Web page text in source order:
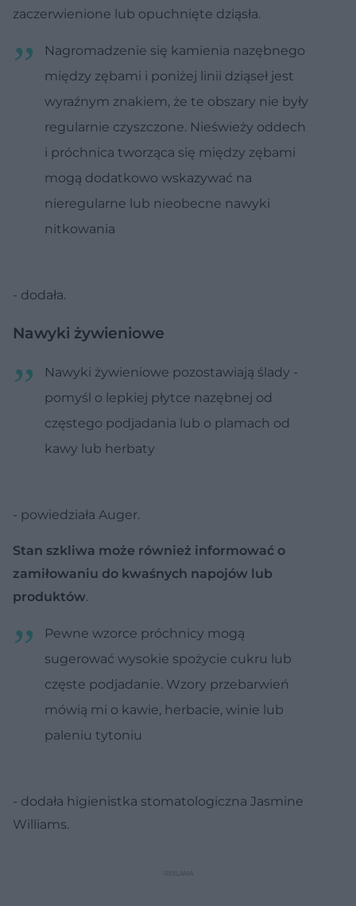
zaczerwienione lub opuchnięte dziąsła.
Nagromadzenie się kamienia nazębnego
między zębami i poniżej linii dziąseł jest
wyraźnym znakiem, że te obszary nie były
regularnie czyszczone. Nieświeży oddech
i próchnica tworząca się między zębami
mogą dodatkowo wskazywać na
nieregularne lub nieobecne nawyki
nitkowania
- dodała.
Nawyki żywieniowe
Nawyki żywieniowe pozostawiają ślady -
pomyśl o lepkiej płytce nazębnej od
częstego podjadania lub o plamach od
kawy lub herbaty
- powiedziała Auger.
Stan szkliwa może również informować o
zamiłowaniu do kwaśnych napojów lub
produktów.
Pewne wzorce próchnicy mogą
sugerować wysokie spożycie cukru lub
częste podjadanie. Wzory przebarwień
mówią mi o kawie, herbacie, winie lub
paleniu tytoniu
- dodała higienistka stomatologiczna Jasmine
Williams.